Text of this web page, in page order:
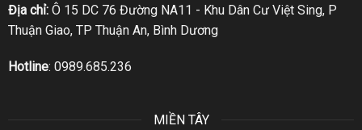
Địa chỉ:Ô 15 DC 76 Đường NA11 - Khu Dân Cư Việt Sing, P
Thuận Giao, TP Thuận An, Bình Dương
Hotline: 0989.685.236
MIỀN TÂY